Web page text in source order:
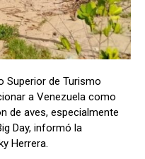
Superior de Turismo
a Venezuela como
de aves, especialmente
Day, informó la
Herrera.